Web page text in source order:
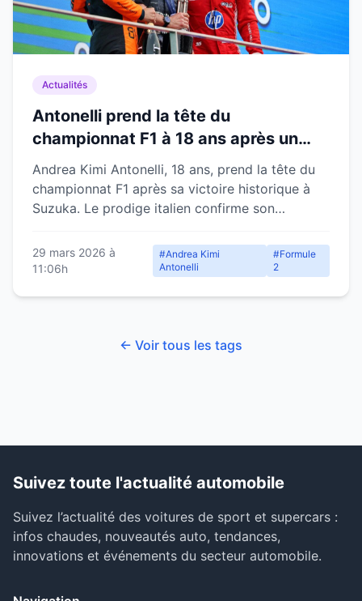
Actualités
Antonelli prend la tête du
championnat F1 à 18 ans après un
triomphe historique à Suzuka
Andrea Kimi Antonelli, 18 ans, prend la tête du
championnat F1 après sa victoire historique à
Suzuka. Le prodige italien confirme son
29 mars 2026 à
11:06h
#Andrea Kimi
Antonelli
#Formule
2
← Voir tous les tags
Suivez toute l'actualité automobile
Suivez l’actualité des voitures de sport et supercars :
infos chaudes, nouveautés auto, tendances,
innovations et événements du secteur automobile.